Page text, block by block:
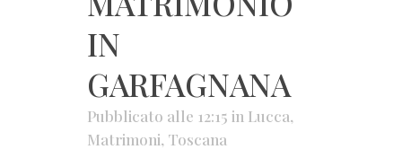
IN
GARFAGNANA
Pubblicato alle 12:15 in Lucca,
Matrimoni, Toscana